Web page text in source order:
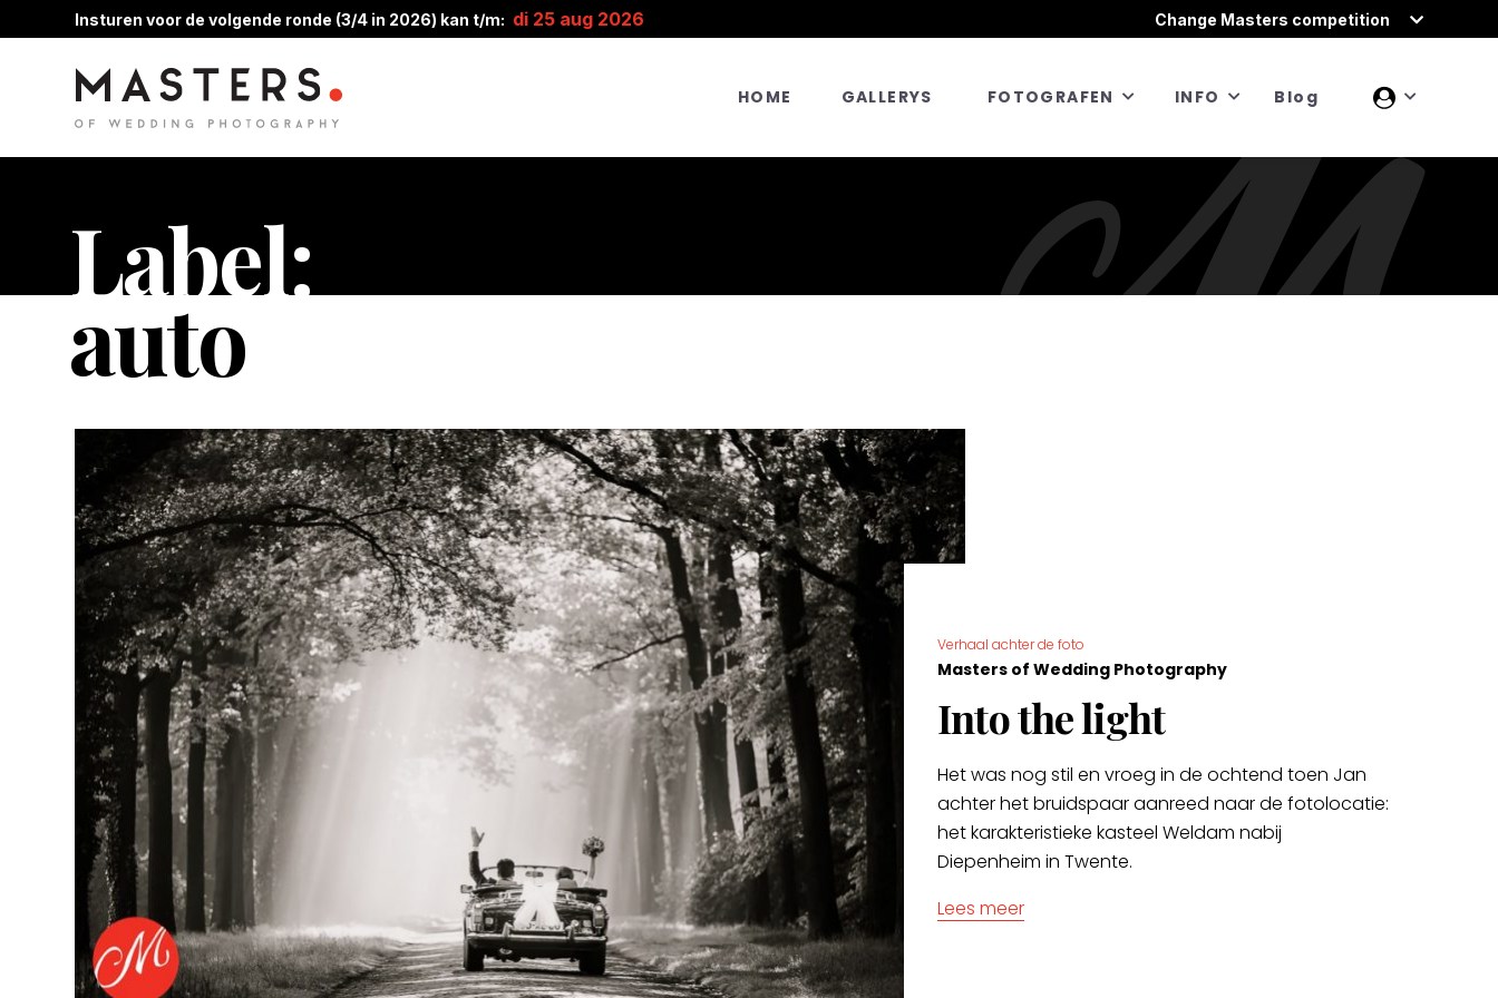
Insturen voor de volgende ronde (3/4 in 2026) kan t/m: di 25 aug 2026 Change Masters competition
HOME GALLERYS FOTOGRAFEN INFO Blog
Label:
auto
Verhaal achter de foto
Masters of Wedding Photography
Into the light
Het was nog stil en vroeg in de ochtend toen Jan
achter het bruidspaar aanreed naar de fotolocatie:
het karakteristieke kasteel Weldam nabij
Diepenheim in Twente.
Lees meer